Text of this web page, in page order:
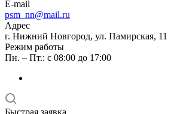
E-mail
psm_nn@mail.ru
Адрес
г. Нижний Новгород, ул. Памирская, 11
Режим работы
Пн. – Пт.: с 08:00 до 17:00
Быстрая заявка